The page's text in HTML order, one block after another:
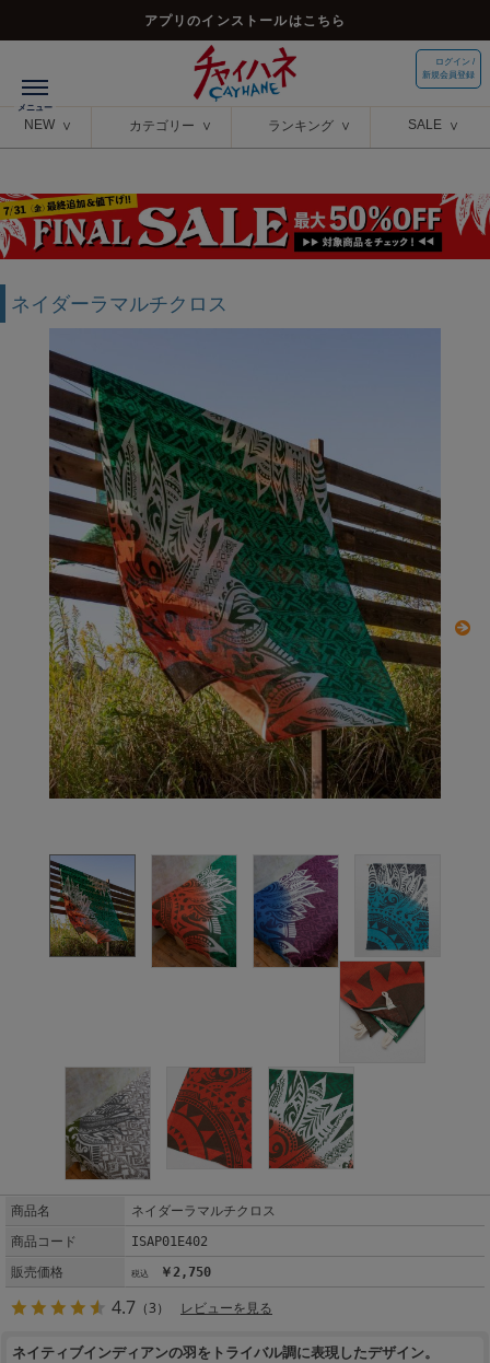
アプリのインストールはこちら
ログイン /
新規会員登録
NEW カテゴリー ランキング SALE
ネイダーラマルチクロス
商品名
ネイダーラマルチクロス
商品コード
ISAP01E402
販売価格
￥2,750
4.7 （3） レビューを見る
ネイティブインディアンの羽をトライバル調に表現したデザイン。